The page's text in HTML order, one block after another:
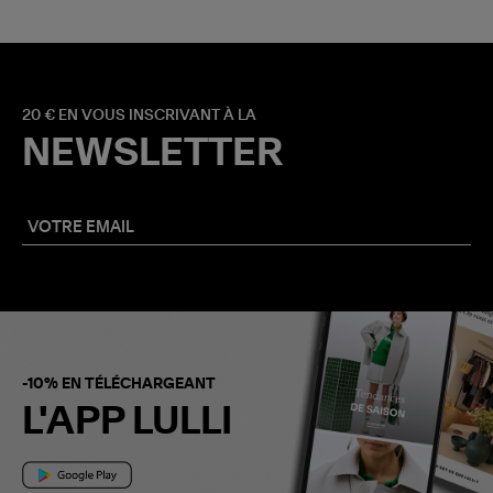
20 € EN VOUS INSCRIVANT À LA
NEWSLETTER
-10% EN TÉLÉCHARGEANT
L'APP LULLI